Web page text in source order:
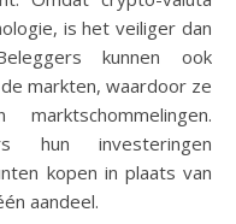
is het veiliger dan
kunnen ook
markten, waardoor ze
hun investeringen
kopen in plaats van
aandeel.